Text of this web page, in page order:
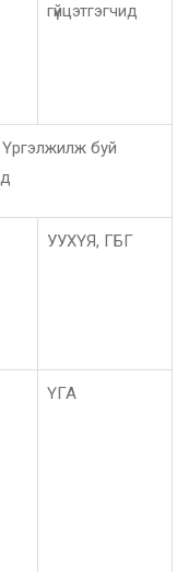
гүйцэтгэгчид
буй
УУХҮЯ, ГБГ
ҮГА